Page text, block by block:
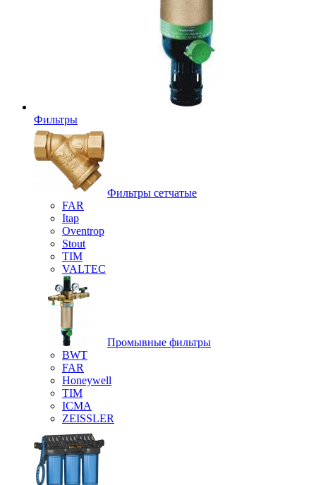
Фильтры
Фильтры сетчатые
FAR
Itap
Oventrop
Stout
TIM
VALTEC
Промывные фильтры
BWT
FAR
Honeywell
TIM
ICMA
ZEISSLER